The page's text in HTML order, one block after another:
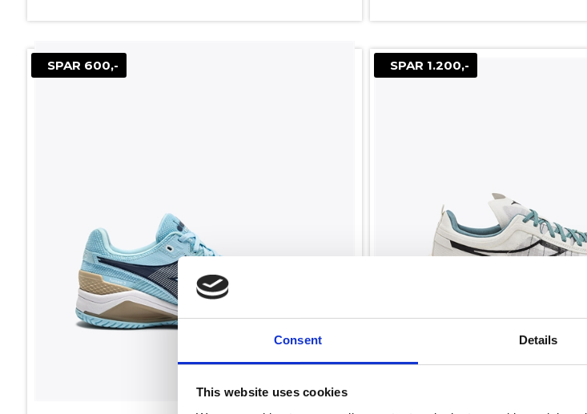
Consent Details
This website uses cookies
SPAR 600,- SPAR 1.200,-